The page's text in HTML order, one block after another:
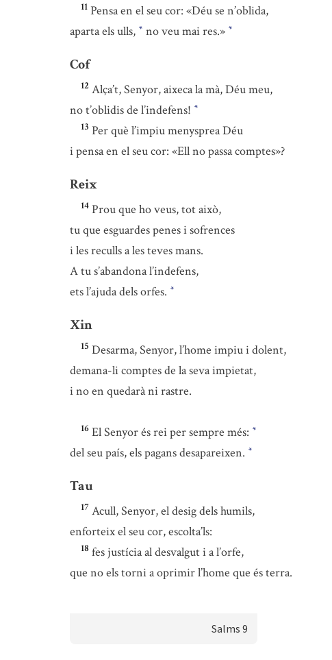
11 Pensa en el seu cor: «Déu se n’oblida,
aparta els ulls, * no veu mai res.» *
Cof
12 Alça’t, Senyor, aixeca la mà, Déu meu,
no t’oblidis de l’indefens! *
13 Per què l’impiu menysprea Déu
i pensa en el seu cor: «Ell no passa comptes»?
Reix
14 Prou que ho veus, tot això,
tu que esguardes penes i sofrences
i les reculls a les teves mans.
A tu s’abandona l’indefens,
ets l’ajuda dels orfes. *
Xin
15 Desarma, Senyor, l’home impiu i dolent,
demana-li comptes de la seva impietat,
i no en quedarà ni rastre.
16 El Senyor és rei per sempre més: *
del seu país, els pagans desapareixen. *
Tau
17 Acull, Senyor, el desig dels humils,
enforteix el seu cor, escolta’ls:
18 fes justícia al desvalgut i a l’orfe,
que no els torni a oprimir l’home que és terra.
Salms 9